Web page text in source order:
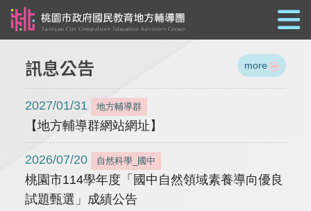
訊息公告 more
2027/01/31 地方輔導群
【地方輔導群網站網址】
2026/07/20 自然科學_國中
桃園市114學年度「國中自然領域素養導向優良
試題甄選」成績公告